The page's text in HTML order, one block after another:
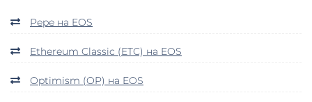
Pepe на EOS
Ethereum Classic (ETC) на EOS
Optimism (OP) на EOS